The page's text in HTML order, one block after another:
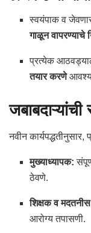
स्वयंपाक व
गाळून वापरण्याचे
प्रत्येक
तयार करणे
जबाबदाऱ्यांची
नवीन
मुख्याध्यापक:
ठेवणे.
शिक्षक व
आरोग्य तपासणी.